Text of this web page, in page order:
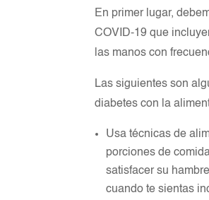
En primer lugar,
COVID-19 que
las manos con
Las siguientes son
diabetes con la
Usa técnicas de
porciones de
satisfacer su
cuando te sientas